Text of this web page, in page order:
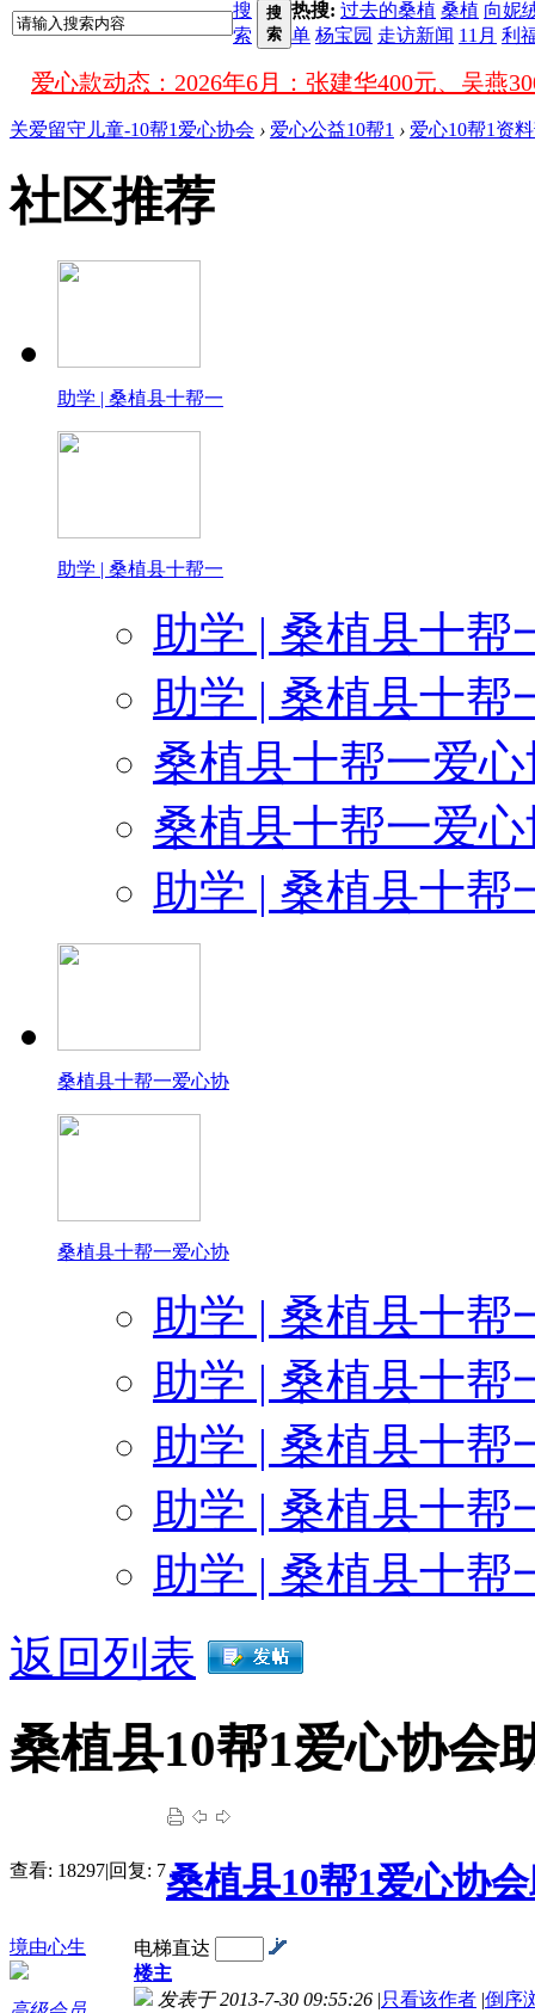
感谢桑植县民政局
感谢桑植县澧源中学（老
感谢荣誉在心为孩
感谢武
感谢桑植华耀国际影
感谢很多的
感谢金金商贸朱总
感谢盼盼硅藻泥公司长沙分公司
感谢南京汇百特生物科技有限公司
感谢李佳红为10帮1爱心
感谢沉默为10帮1爱心
感谢桑植县民政局为10帮
感谢盼盼硅藻泥公司长沙分公司为
感谢钟姐为10帮1爱
感谢奥克士照明为10帮
感谢钟高平为10帮1
感谢桑植环美苗圃覃遵银为
搜
索
搜
索
热搜: 过去的桑植 桑植 向妮
单 杨宝园 走访新闻 11月 利
爱心款动态
关爱留守儿童-10帮1爱心协会 › 爱心公益10帮1 › 爱心10帮1资
社区推荐
助学 | 桑植县十帮一
助学 | 桑植县十帮一
助学 | 桑植县十帮
助学 | 桑植县十帮
桑植县十帮一爱
桑植县十帮一爱
助学 | 桑植县十帮
桑植县十帮一爱心协
桑植县十帮一爱心协
助学 | 桑植县十帮
助学 | 桑植县十帮
助学 | 桑植县十帮
助学 | 桑植县十帮
助学 | 桑植县十帮
返回列表
桑植县10帮1爱心协会
查看: 18297|回复: 7桑植县10帮1爱心协
境由心生
电梯直达
楼主
发表于 2013-7-30 09:55:26 |只看该作者 |倒序